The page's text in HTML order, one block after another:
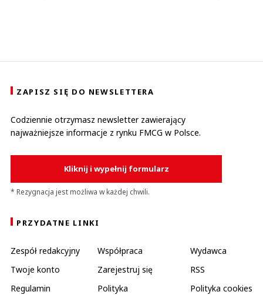
ZAPISZ SIĘ DO NEWSLETTERA
Codziennie otrzymasz newsletter zawierający
najważniejsze informacje z rynku FMCG w Polsce.
Kliknij i wypełnij formularz
* Rezygnacja jest możliwa w każdej chwili.
PRZYDATNE LINKI
Zespół redakcyjny Współpraca
Wydawca
Twoje konto
Zarejestruj się
RSS
Regulamin
Polityka
Polityka cookies